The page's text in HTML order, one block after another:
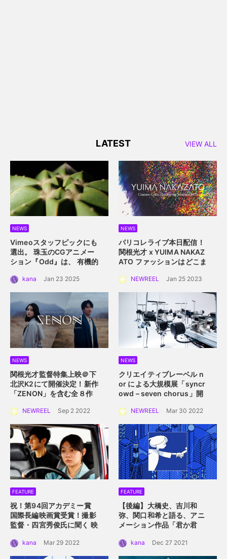
LATEST VIEW ALL
NEWS
Vimeoスタッフピックにも
選出。 珠玉のCGアニメー
ション『Odd』は、 有機的
則性を描く。
kana Jan 23 2025
NEWS
パリコレライブ本日配信！
関根光才 x YUIMA NAKAZ
ATO ファッションはどこま
れるか？
NEWREEL Jan 25 2023
NEWS
関根光才監督特集上映＠下
北沢K2にて開催決定！ 新作
「ZENON」を含む全８作
NEWREEL Sep 2 2022
NEWS
クリエイティブレーベル n
or による大規模展 「syncr
owd – seven chorus」開
（土）〜 4月10日（日）横
浜赤レンガ倉庫にて
NEWREEL Mar 30 2022
FEATURE
祝！第94回アカデミー賞
国際長編映画賞受賞！撮影
監督・四宮秀俊氏に聞く 映
ー」におけるロケーション
の魅力
kana Mar 29 2022
FEATURE
【後編】大橋史、吉川和
弥、関口和希と語る、アニ
メーション作品「君か君
描くアニメーション的心理
描写。
kana Dec 27 2021